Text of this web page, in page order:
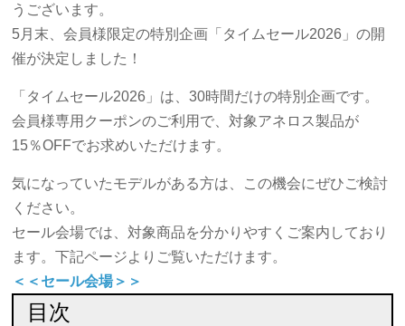
うございます。
5月末、会員様限定の特別企画「タイムセール2026」の開
催が決定しました！
「タイムセール2026」は、30時間だけの特別企画です。
会員様専用クーポンのご利用で、対象アネロス製品が
15％OFFでお求めいただけます。
気になっていたモデルがある方は、この機会にぜひご検討
ください。
セール会場では、対象商品を分かりやすくご案内しており
ます。下記ページよりご覧いただけます。
＜＜セール会場＞＞
目次